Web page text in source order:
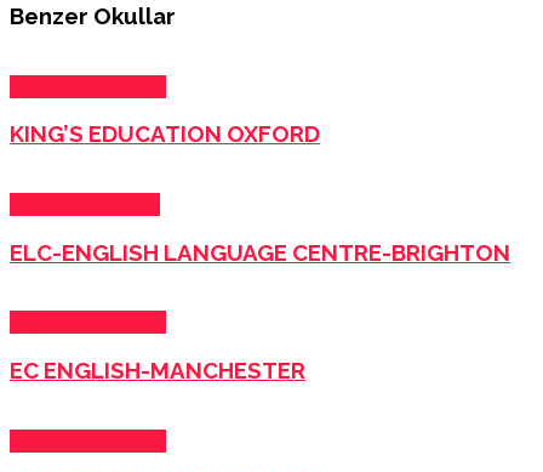
Benzer Okullar
KING’S EDUCATION OXFORD
ELC-ENGLISH LANGUAGE CENTRE-BRIGHTON
EC ENGLISH-MANCHESTER